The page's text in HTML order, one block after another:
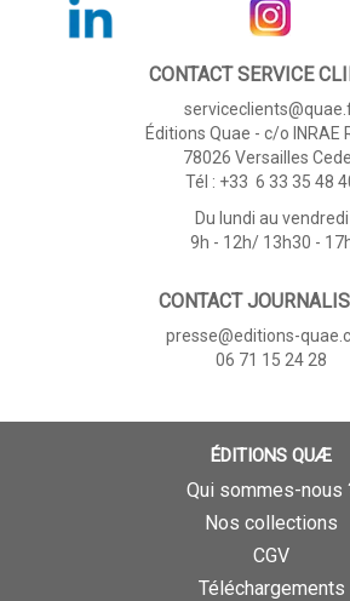
CONTACT SERVICE
Éditions Quae - c/o INRAE
78026 Versailles
Tél : +33 6 33 35 48
Du lundi au vendredi
9h - 12h/ 13h30 -
CONTACT
presse@editions-
06 71 15 24 28
ÉDITIONS QUÆ
Qui sommes-nous
Nos collections
CGV
Téléchargements